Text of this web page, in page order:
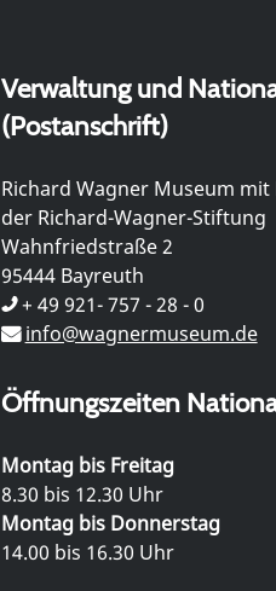
Verwaltung und
(Postanschrift)
Richard Wagner Museum
der Richard-Wagner-Stiftung
Wahnfriedstraße 2
95444 Bayreuth
+ 49 921- 757 - 28 - 0
info@wagnermuseum.de
Öffnungszeiten
Montag bis Freitag
8.30 bis 12.30 Uhr
Montag bis Donnerstag
14.00 bis 16.30 Uhr